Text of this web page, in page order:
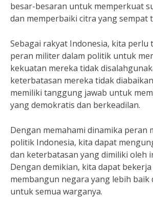
besar-besaran untuk memperkuat
dan memperbaiki citra yang sempat
Sebagai rakyat Indonesia, kita perlu
peran militer dalam politik untuk
kekuatan mereka tidak
keterbatasan mereka tidak
memiliki tanggung jawab untuk
yang demokratis dan berkeadilan.
Dengan memahami dinamika peran
politik Indonesia, kita dapat
dan keterbatasan yang dimiliki oleh
Dengan demikian, kita dapat
membangun negara yang lebih baik
untuk semua warganya.